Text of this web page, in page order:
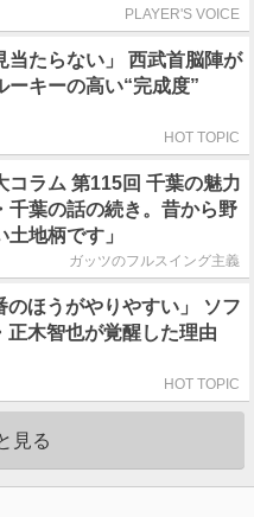
PLAYER'S VOICE
当たらない」 西武首脳陣が
ーキーの高い“完成度”
HOT TOPIC
コラム 第115回 千葉の魅力
千葉の話の続き。昔から野
地柄です」
ガッツのフルスイング主義
のほうがやりやすい」 ソフ
正木智也が覚醒した理由
HOT TOPIC
見る